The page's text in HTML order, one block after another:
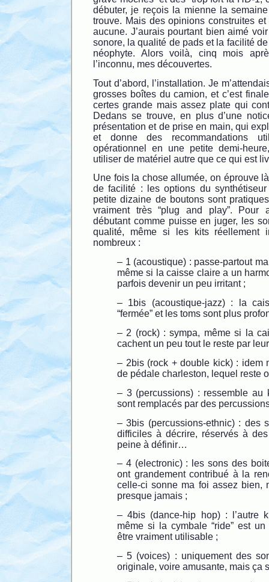
débuter, je reçois la mienne la
trouve. Mais des opinions construites
aucune. J’aurais pourtant bien aimé
sonore, la qualité de pads et la facilité
néophyte. Alors voilà, cinq mois
l’inconnu, mes découvertes.
Tout d’abord, l’installation. Je
grosses boîtes du camion, et c’est
certes grande mais assez plate qui
Dedans se trouve, en plus d’une
présentation et de prise en main, qui
et donne des recommandations
opérationnel en une petite demi-
utiliser de matériel autre que ce qui est
Une fois la chose allumée, on éprouve
de facilité : les options du
petite dizaine de boutons sont
vraiment très “plug and play”. Pour
débutant comme puisse en juger, les
qualité, même si les kits réellement
nombreux :
– 1 (acoustique) : passe-partout
même si la caisse claire a un
parfois devenir un peu irritant ;
– 1bis (acoustique-jazz) : la
“fermée” et les toms sont plus
– 2 (rock) : sympa, même si la
cachent un peu tout le reste par
– 2bis (rock + double kick) : idem
de pédale charleston, lequel reste
– 3 (percussions) : ressemble au
sont remplacés par des
– 3bis (percussions-ethnic) : des
difficiles à décrire, réservés à
peine à définir…
– 4 (electronic) : les sons des
ont grandement contribué à la
celle-ci sonne ma foi assez bien,
presque jamais ;
– 4bis (dance-hip hop) : l’autre
même si la cymbale “ride” est
être vraiment utilisable ;
– 5 (voices) : uniquement des
originale, voire amusante, mais ça